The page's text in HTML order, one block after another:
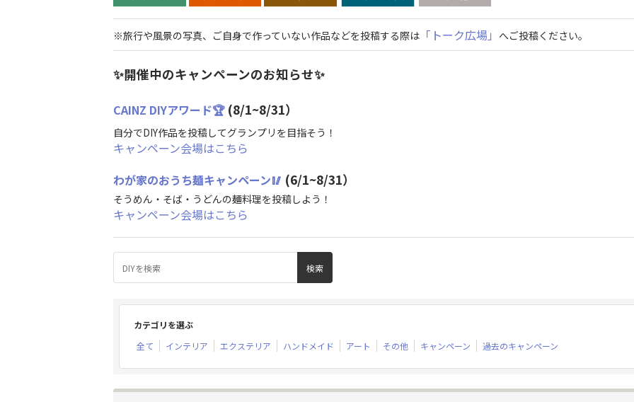
※旅行や風景の写真、ご自身で作っていない作品などを投稿する際は 「トーク広場」 へご投稿ください。
✨開催中のキャンペーンのお知らせ✨
CAINZ DIYアワード🏆 (8/1~8/31）
自分でDIY作品を投稿してグランプリを目指そう！
キャンペーン会場はこちら
わが家のおうち麺キャンペーン🥢 (6/1~8/31）
そうめん・そば・うどんの麺料理を投稿しよう！
キャンペーン会場はこちら
カテゴリを選ぶ
全て
インテリア エクステリア ハンドメイド アート その他 キャンペーン 過去のキャンペーン